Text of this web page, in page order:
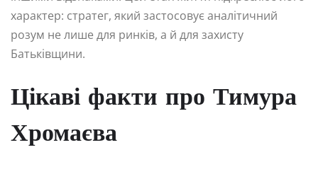
характер: стратег, який застосовує аналітичний
розум не лише для ринків, а й для захисту
Батьківщини.
Цікаві факти про Тимура
Хромаєва